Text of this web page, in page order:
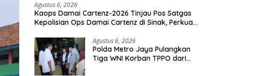
Agustus 6, 2026
Kaops Damai Cartenz-2026 Tinjau Pos Satgas
Kepolisian Ops Damai Cartenz di Sinak, Perkuat
Agustus 6, 2026
Polda Metro Jaya Pulangkan
Tiga WNI Korban TPPO dari